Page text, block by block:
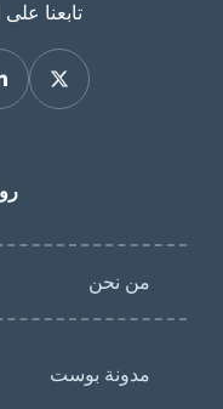
تابعنا
من نحن
مدونة بوست